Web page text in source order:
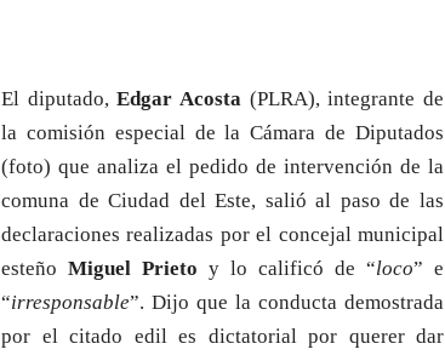
El diputado,Edgar Acosta (PLRA), integrante de
la comisión especial de la Cámara de Diputados
(foto) que analiza el pedido de intervención de la
comuna de Ciudad del Este, salió al paso de las
declaraciones realizadas por el concejal municipal
esteño Miguel Prieto y lo calificó de “loco” e
“irresponsable”. Dijo que la conducta demostrada
por el citado edil es dictatorial por querer dar